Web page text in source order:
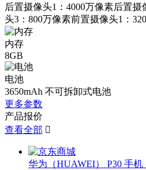
后置摄像头1：4000万像素后置
头3：800万像素前置摄像头1：
内存
8GB
电池
3650mAh 不可拆卸式电池
更多参数
产品报价
查看全部 
华为（HUAWEI） P30 手